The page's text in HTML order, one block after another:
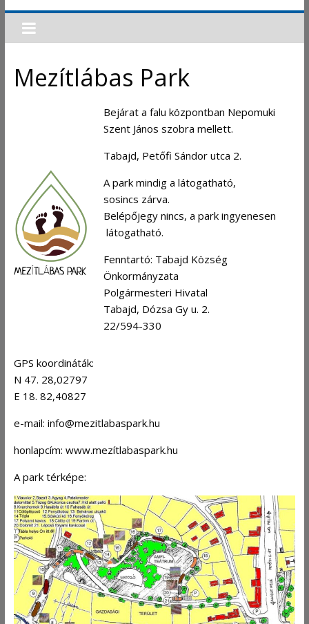
Mezítlábas Park
Bejárat a falu központban Nepomuki
Szent János szobra mellett.
Tabajd, Petőfi Sándor utca 2.
A park mindig a látogatható,
sosincs zárva.
Belépőjegy nincs, a park ingyenesen
látogatható.
Fenntartó: Tabajd Község
Önkormányzata
Polgármesteri Hivatal
Tabajd, Dózsa Gy u. 2.
22/594-330
GPS koordináták:
N 47. 28,02797
E 18. 82,40827
e-mail: info@mezitlabaspark.hu
honlapcím: www.mezítlabaspark.hu
A park térképe: